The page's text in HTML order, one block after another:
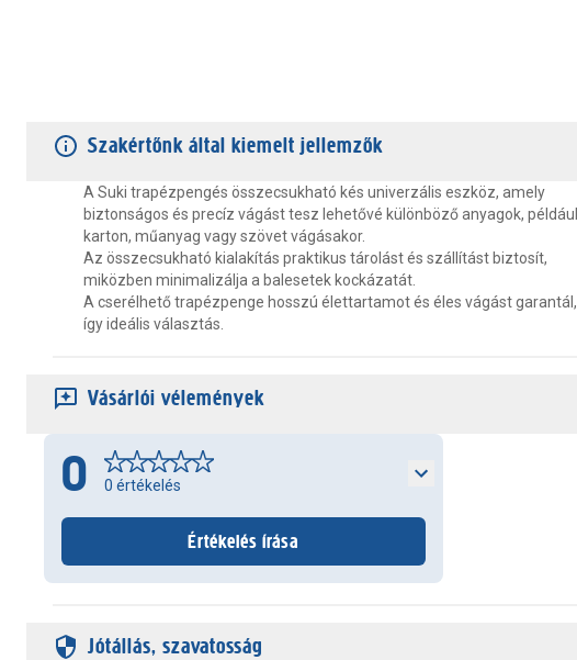
Szakértőnk által kiemelt jellemzők
A Suki trapézpengés összecsukható kés univerzális eszköz, amely
biztonságos és precíz vágást tesz lehetővé különböző anyagok, például
karton, műanyag vagy szövet vágásakor.
Az összecsukható kialakítás praktikus tárolást és szállítást biztosít,
miközben minimalizálja a balesetek kockázatát.
A cserélhető trapézpenge hosszú élettartamot és éles vágást garantál,
így ideális választás.
Vásárlói vélemények
0 0 értékelés
Értékelés írása
Jótállás, szavatosság